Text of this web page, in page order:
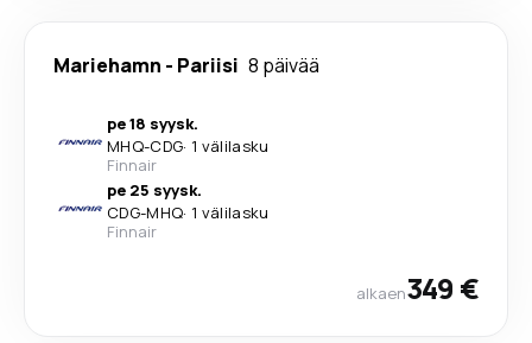
Mariehamn - Pariisi 8 päivää
pe 18 syysk.
MHQ-CDG· 1 välilasku
Finnair
pe 25 syysk.
CDG-MHQ· 1 välilasku
Finnair
alkaen349 €